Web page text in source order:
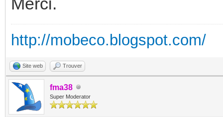
http://mobeco.blogspot.com/
Site web Trouver
fma38
Super Moderator